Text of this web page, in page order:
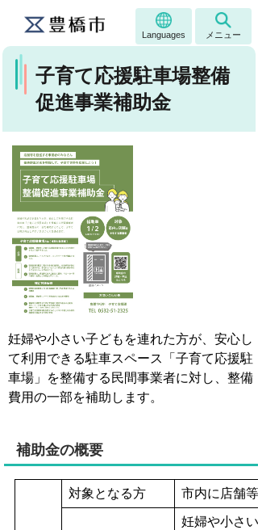
Languages メニュー
子育て応援駐車場整備
促進事業補助金
妊婦や小さい子どもを連れた方が、安心し
て利用できる駐車スペース「子育て応援駐
車場」を整備する民間事業者に対し、整備
費用の一部を補助します。
補助金の概要
対象となる方 市内に店舗
妊婦や小さ